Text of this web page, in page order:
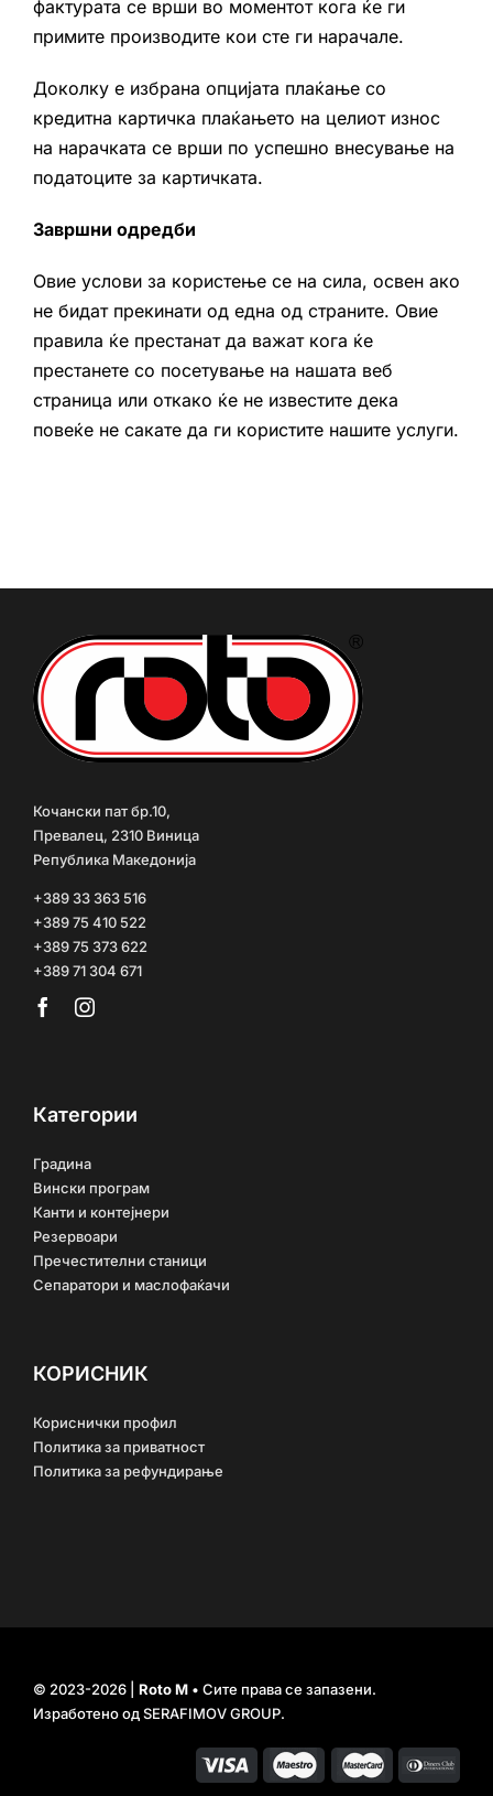
фактурата се врши во моментот кога ќе ги
примите производите кои сте ги нарачале.
Доколку е избрана опцијата плаќање со
кредитна картичка плаќањето на целиот износ
на нарачката се врши по успешно внесување на
податоците за картичката.
Завршни одредби
Овие услови за користење се на сила, освен ако
не бидат прекинати од една од страните. Овие
правила ќе престанат да важат кога ќе
престанете со посетување на нашата веб
страница или откако ќе не известите дека
повеќе не сакате да ги користите нашите услуги.
Кочански пат бр.10,
Превалец, 2310 Виница
Република Македонија
+389 33 363 516
+389 75 410 522
+389 75 373 622
+389 71 304 671
Категории
Градина
Вински програм
Канти и контејнери
Резервоари
Пречестителни станици
Сепаратори и маслофаќачи
КОРИСНИК
Кориснички профил
Политика за приватност
Политика за рефундирање
© 2023-2026 | Roto M• Сите права се запазени.
Изработено одSERAFIMOV GROUP.